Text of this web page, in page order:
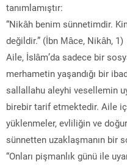
tanımlamıştır:
“Nikâh benim sünnetimdir.
değildir.” (İbn Mâce, Nikâh, 1)
Aile, İslâm’da sadece bir
merhametin yaşandığı bir
sallallahu aleyhi vesellemin
birebir tarif etmektedir. Aile
yüklenmeler, evliliğin ve
sünnetten uzaklaşmanın bir
“Onları pişmanlık günü ile